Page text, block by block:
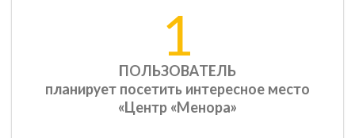
1
ПОЛЬЗОВАТЕЛЬ
планирует посетить интересное место
«Центр «Менора»